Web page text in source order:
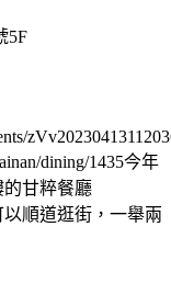
5F
dining/1435今年
甘粹餐廳
順道逛街，一舉兩